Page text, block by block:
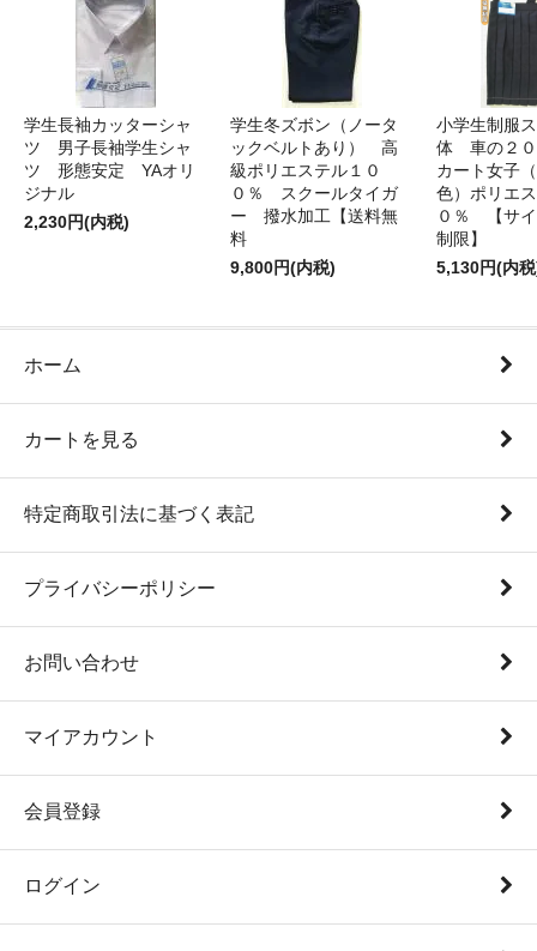
学生長袖カッターシャ
ツ 男子長袖学生シャ
ツ 形態安定 YAオリ
ジナル
2,230円(内税)
学生冬ズボン（ノータ
ックベルトあり） 高
級ポリエステル１０
０％ スクールタイガ
ー 撥水加工【送料無
料
9,800円(内税)
小学生制服
体 車の２０
カート女子
色）ポリエ
０％ 【サ
制限】
5,130円(内
ホーム
カートを見る
特定商取引法に基づく表記
プライバシーポリシー
お問い合わせ
マイアカウント
会員登録
ログイン